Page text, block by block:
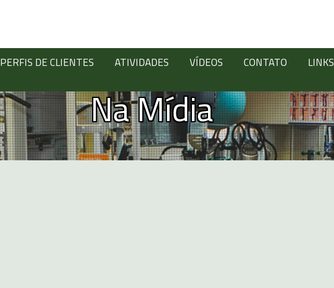
PERFIS DE CLIENTES ATIVIDADES VÍDEOS CONTATO LINKS
Digite abaixo:
Na Mídia